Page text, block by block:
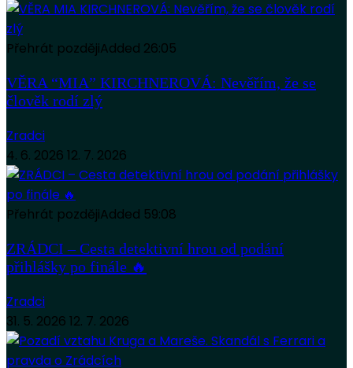
Přehrát pozdějiAdded 26:05
VĚRA “MIA” KIRCHNEROVÁ: Nevěřím, že se
člověk rodí zlý
Zradci
4. 6. 2026 12. 7. 2026
Přehrát pozdějiAdded 59:08
ZRÁDCI – Cesta detektivní hrou od podání
přihlášky po finále 🔥
Zradci
31. 5. 2026 12. 7. 2026